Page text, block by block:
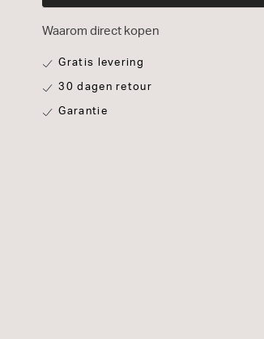
Waarom direct kopen
Gratis levering
30 dagen retour
Garantie